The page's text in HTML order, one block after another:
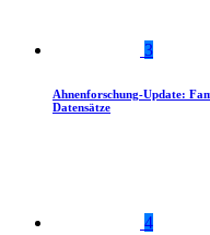
3
Ahnenforschung-Update:
Datensätze
4